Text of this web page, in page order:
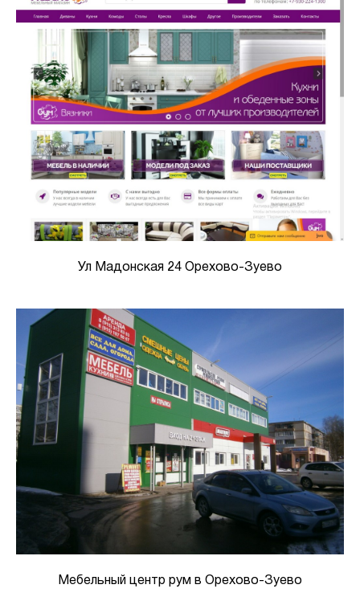
Ул Мадонская 24 Орехово-Зуево
Мебельный центр рум в Орехово-Зуево